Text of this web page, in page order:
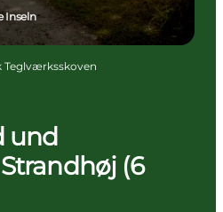
und
(6
Inseln
Teglværksskoven